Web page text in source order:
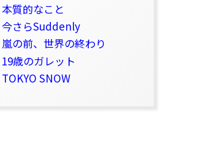
本質的なこと
今さらSuddenly
嵐の前、世界の終わり
19歳のガレット
TOKYO SNOW